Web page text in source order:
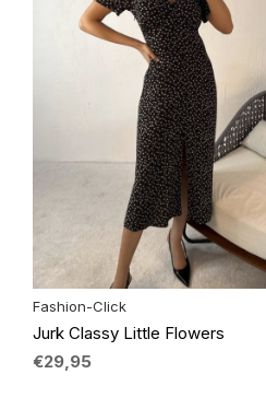
Fashion-Click
Jurk Classy Little Flowers
€29,95